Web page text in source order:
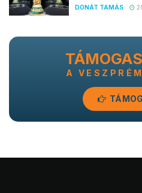
DONÁT TAMÁS
A